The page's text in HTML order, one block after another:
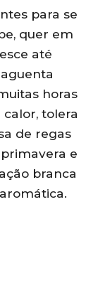
para se
quer em
até
horas
tolera
de regas
e
branca